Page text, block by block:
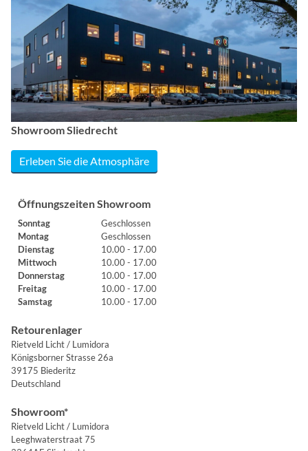
Showroom Sliedrecht
Erleben Sie die Atmosphäre
Öffnungszeiten Showroom
Sonntag
Geschlossen
Montag
Geschlossen
Dienstag
10.00 - 17.00
Mittwoch
10.00 - 17.00
Donnerstag
10.00 - 17.00
Freitag
10.00 - 17.00
Samstag
10.00 - 17.00
Retourenlager
Rietveld Licht / Lumidora
Königsborner Strasse 26a
39175 Biederitz
Deutschland
Showroom*
Rietveld Licht / Lumidora
Leeghwaterstraat 75